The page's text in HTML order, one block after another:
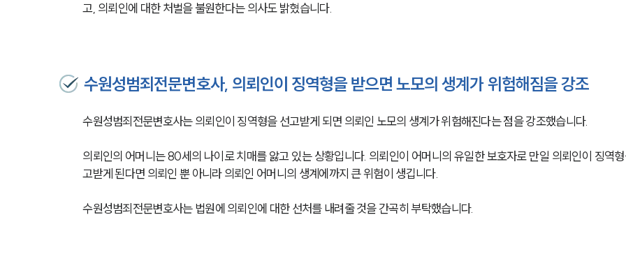
고, 의뢰인에 대한 처벌을 불원한다는 의사도 밝혔습니다.
수원성범죄전문변호사, 의뢰인이 징역형을 받으면 노모의 생계가 위험해짐을 강조
수원성범죄전문변호사는 의뢰인이 징역형을 선고받게 되면 의뢰인 노모의 생계가 위험해진다는 점을 강조했습니다.
의뢰인의 어머니는 80세의 나이로 치매를 앓고 있는 상황입니다. 의뢰인이 어머니의 유일한 보호자로 만일 의뢰인이 징역
고받게 된다면 의뢰인 뿐 아니라 의뢰인 어머니의 생계에까지 큰 위험이 생깁니다.
수원성범죄전문변호사는 법원에 의뢰인에 대한 선처를 내려줄 것을 간곡히 부탁했습니다.